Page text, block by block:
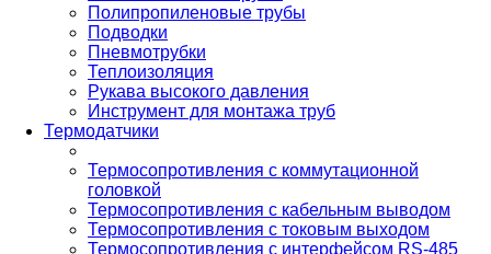
Полипропиленовые трубы
Подводки
Пневмотрубки
Теплоизоляция
Рукава высокого давления
Инструмент для монтажа труб
Термодатчики
Термосопротивления с коммутационной
головкой
Термосопротивления с кабельным выводом
Термосопротивления с токовым выходом
Термосопротивления с интерфейсом RS-485